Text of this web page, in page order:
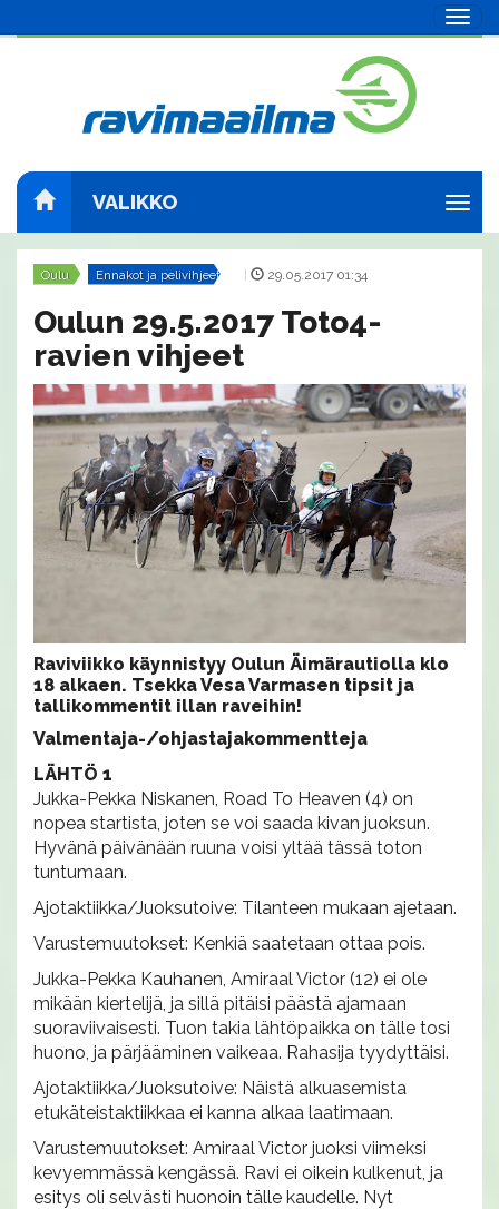
VALIKKO
Oulu Ennakot ja pelivihjeet 29.05.2017 01:34
Oulun 29.5.2017 Toto4-
ravien vihjeet
​Raviviikko käynnistyy Oulun Äimärautiolla klo
18 alkaen. Tsekka Vesa Varmasen tipsit ja
tallikommentit illan raveihin!
Valmentaja-/ohjastajakommentteja
LÄHTÖ 1
Jukka-Pekka Niskanen, Road To Heaven (4) on
nopea startista, joten se voi saada kivan juoksun.
Hyvänä päivänään ruuna voisi yltää tässä toton
tuntumaan.
Ajotaktiikka/Juoksutoive: Tilanteen mukaan ajetaan.
Varustemuutokset: Kenkiä saatetaan ottaa pois.
Jukka-Pekka Kauhanen, Amiraal Victor (12) ei ole
mikään kiertelijä, ja sillä pitäisi päästä ajamaan
suoraviivaisesti. Tuon takia lähtöpaikka on tälle tosi
huono, ja pärjääminen vaikeaa. Rahasija tyydyttäisi.
Ajotaktiikka/Juoksutoive: Näistä alkuasemista
etukäteistaktiikkaa ei kanna alkaa laatimaan.
Varustemuutokset: Amiraal Victor juoksi viimeksi
kevyemmässä kengässä. Ravi ei oikein kulkenut, ja
esitys oli selvästi huonoin tälle kaudelle. Nyt